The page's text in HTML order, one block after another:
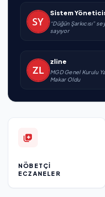
Sistem
“Düğün Şarkıcısı”
sayıyor
zline
MGD Genel Kurulu
Makar Oldu
NÖBETÇI
ECZANELER